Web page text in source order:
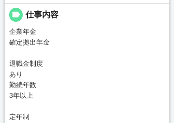
label 仕事内容
企業年金
確定拠出年金
退職金制度
あり
勤続年数
3年以上
定年制